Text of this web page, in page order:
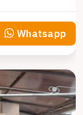
Whatsapp